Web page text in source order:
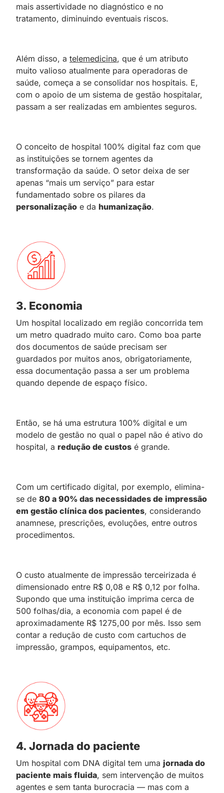
mais assertividade no diagnóstico e no
tratamento, diminuindo eventuais riscos.
Além disso, a telemedicina, que é um atributo
muito valioso atualmente para operadoras de
saúde, começa a se consolidar nos hospitais. E,
com o apoio de um sistema de gestão hospitalar,
passam a ser realizadas em ambientes seguros.
O conceito de hospital 100% digital faz com que
as instituições se tornem agentes da
transformação da saúde. O setor deixa de ser
apenas “mais um serviço” para estar
fundamentado sobre os pilares da
personalização e da humanização.
3. Economia
Um hospital localizado em região concorrida tem
um metro quadrado muito caro. Como boa parte
dos documentos de saúde precisam ser
guardados por muitos anos, obrigatoriamente,
essa documentação passa a ser um problema
quando depende de espaço físico.
Então, se há uma estrutura 100% digital e um
modelo de gestão no qual o papel não é ativo do
hospital, a redução de custos é grande.
Com um certificado digital, por exemplo, elimina-
se de 80 a 90% das necessidades de impressão
em gestão clínica dos pacientes, considerando
anamnese, prescrições, evoluções, entre outros
procedimentos.
O custo atualmente de impressão terceirizada é
dimensionado entre R$ 0,08 e R$ 0,12 por folha.
Supondo que uma instituição imprima cerca de
500 folhas/dia, a economia com papel é de
aproximadamente R$ 1275,00 por mês. Isso sem
contar a redução de custo com cartuchos de
impressão, grampos, equipamentos, etc.
4. Jornada do paciente
Um hospital com DNA digital tem uma jornada do
paciente mais fluida, sem intervenção de muitos
agentes e sem tanta burocracia — mas com a